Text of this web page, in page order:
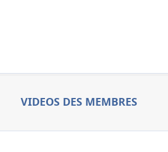
VIDEOS DES MEMBRES